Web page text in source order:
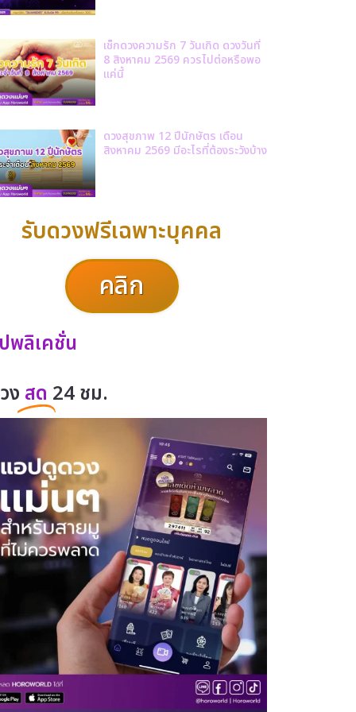
เช็กดวงความรัก 7 วันเกิด ดวงวันที่
8 สิงหาคม 2569 ควรไปต่อหรือพอ
แค่นี้
ดวงสุขภาพ 12 ปีนักษัตร เดือน
สิงหาคม 2569 มีอะไรที่ต้องระวังบ้าง
รับดวงฟรีเฉพาะบุคคล
คลิก
พลิเคชั่น
ง สด 24 ชม.